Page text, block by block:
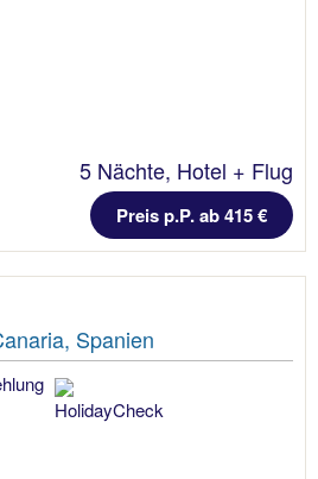
5 Nächte, Hotel + Flug
Preis p.P. ab 415 €
Spanien